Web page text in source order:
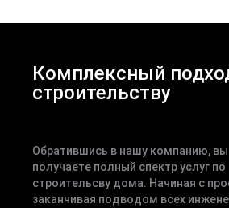
Комплексный
строительству
Обратившись в нашу компанию, вы
получаете полный спектр услуг по
строительсву дома. Начиная с
заканчивая подводом всех